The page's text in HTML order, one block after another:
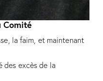
Comité
la faim, et maintenant
des excès de la